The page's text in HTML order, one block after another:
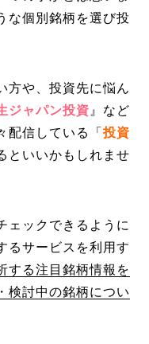
な個別銘柄を選び投
方や、投資先に悩ん
ジャパン投資 』など
配信している「投資
といいかもしれませ
ェックできるように
るサービスを利用す
する注目銘柄情報を
検討中の銘柄につい